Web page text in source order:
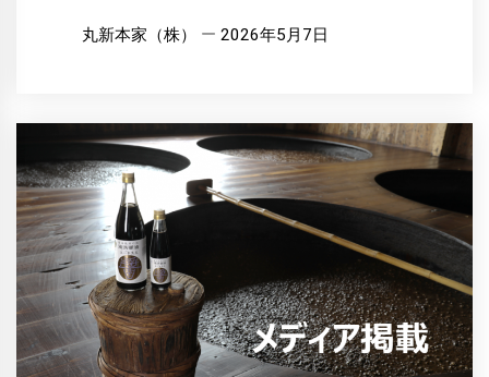
丸新本家（株） 2026年5月7日